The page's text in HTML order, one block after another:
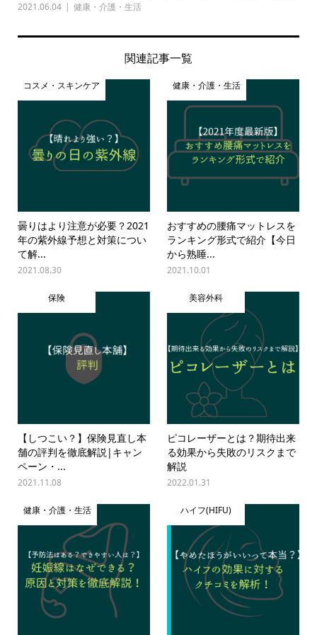
2021.06.04 健康・介護・生活
関連記事一覧
コスメ・スキンケア
曇りはより注意が必要？2021
年の紫外線予想と対策につい
て解...
2021.08.30
健康・介護・生活
おすすめの腰痛マットレスを
ランキング形式で紹介【今日
から熟睡...
2021.10.01
保険
【しつこい？】保険見直し本
舗の評判を徹底解説|キャン
ペーン・...
2021.11.08
美容外科
ピコレーザーとは？期待出来
る効果から失敗のリスクまで
解説
2022.01.31
健康・介護・生活 ハイフ(HIFU)